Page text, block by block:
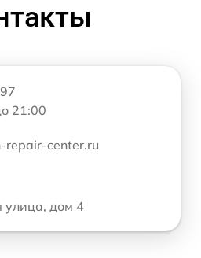
21:00
repair-center.ru
улица, дом 4